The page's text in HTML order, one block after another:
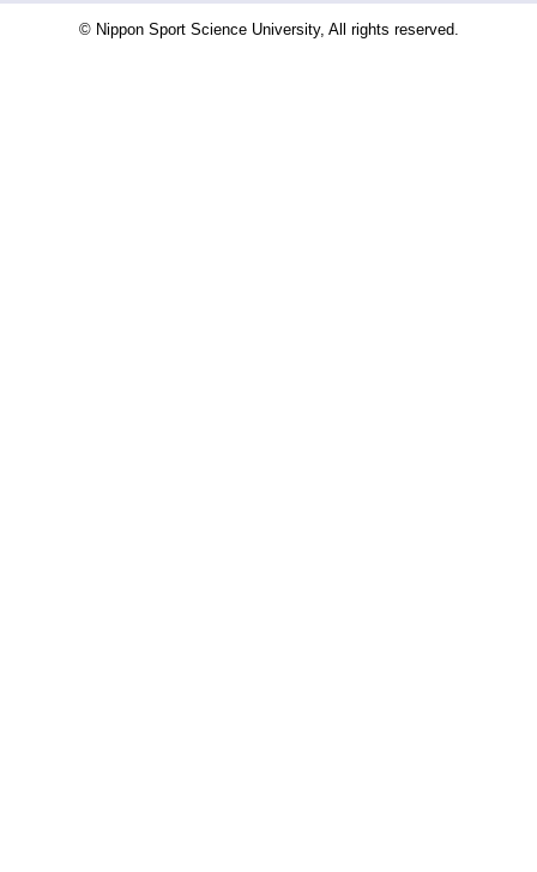
© Nippon Sport Science University, All rights reserved.